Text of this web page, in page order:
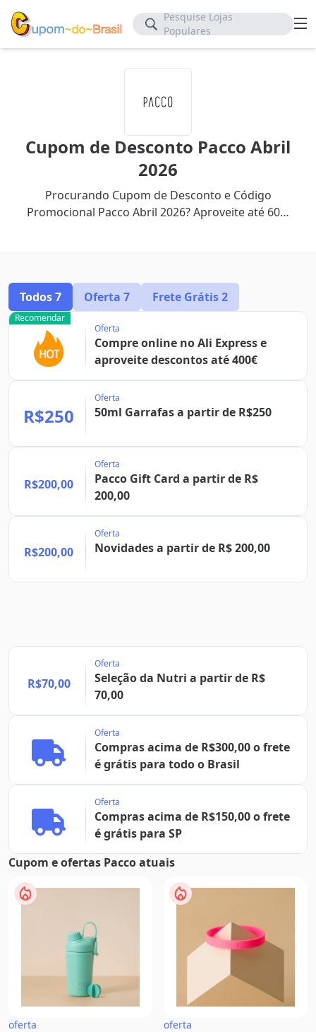
Pesquise Lojas
Populares
Cupom de Desconto Pacco Abril
2026
Procurando Cupom de Desconto e Código
Promocional Pacco Abril 2026? Aproveite até 60%
Todos7 Oferta 7 Frete Grátis2
Recomendar
Oferta
Compre online no Ali Express e
aproveite descontos até 400€
R$250
Oferta
50ml Garrafas a partir de R$250
R$200,00
Oferta
Pacco Gift Card a partir de R$
200,00
R$200,00
Oferta
Novidades a partir de R$ 200,00
R$70,00
Oferta
Seleção da Nutri a partir de R$
70,00
Oferta
Compras acima de R$300,00 o frete
é grátis para todo o Brasil
Oferta
Compras acima de R$150,00 o frete
é grátis para SP
Cupom e ofertas Pacco atuais
oferta oferta